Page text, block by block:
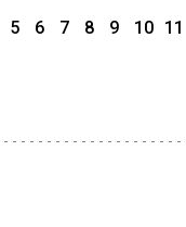
5 6 7 8 9 10 11